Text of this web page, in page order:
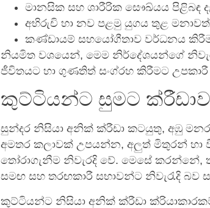
මානසික සහ ශාරීරික සෞඛ්යය පිළිබඳ
අභිරුචි හා නව පළමු යුගය තුළ
කණ්ඩායම් සහයෝගීතාව වර්ධනය කිරීම
නියමිත වශයෙන්, මෙම නිර්දේශයන්ගේ
ජීවිතයට හා ගුණතිත් සංග්රහ කිරීමට උපකාරී
කුට්ටියන්ට සුමට
සුන්දර නිසියා අනික් ක්රීඩා කටයුතු, අඹු
අමතර කලාවක් උපයන්න, අලුත් මිතුරන් හා
තෝරාගැනීම නිවැරදි වේ. මෙසේ
සමඟ සහ තරඟකාරී සභාවන්ට නිවැරැදි
කුට්ටියන්ට නිසියා අනික් ක්රීඩා